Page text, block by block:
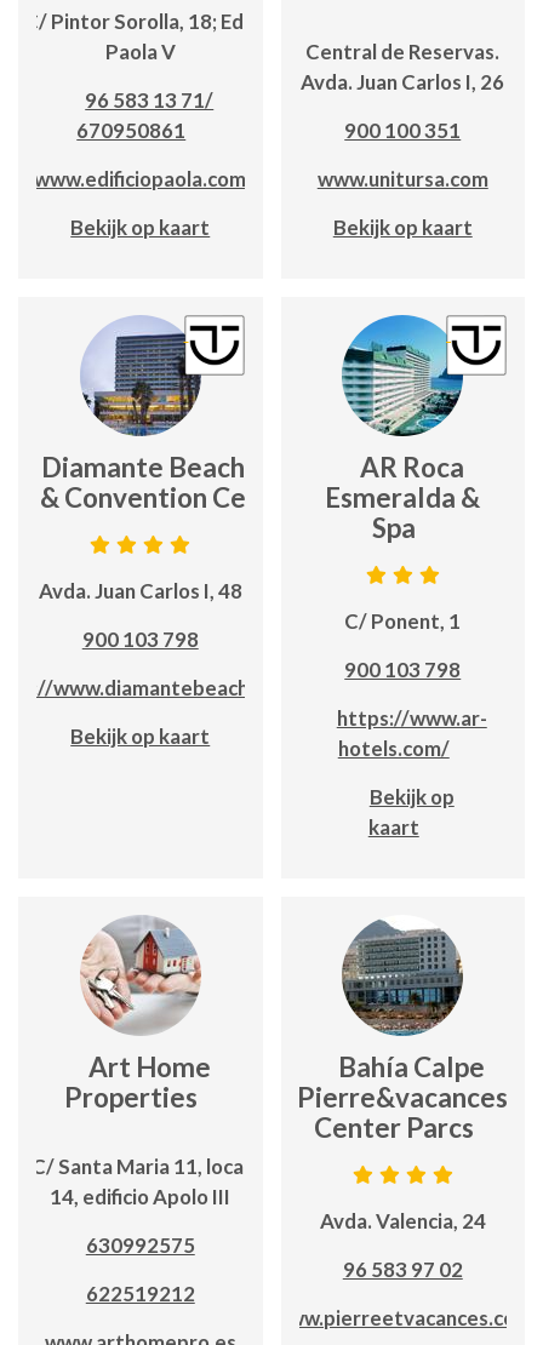
C/ Pintor Sorolla, 18; Edf.
Paola V
96 583 13 71/
670950861
www.edificiopaola.com
Bekijk op kaart
Central de Reservas.
Avda. Juan Carlos I, 26
900 100 351
www.unitursa.com
Bekijk op kaart
Ar Diamante Beach Spa
& Convention Centre
Avda. Juan Carlos I, 48
900 103 798
www.diamantebeach.com/
Bekijk op kaart
AR Roca
Esmeralda &
Spa
C/ Ponent, 1
900 103 798
https://www.ar-
hotels.com/
Bekijk op
kaart
Art Home
Properties
C/ Santa Maria 11, local
14, edificio Apolo III
630992575
622519212
Bahía Calpe
Pierre&vacances
Center Parcs
Avda. Valencia, 24
96 583 97 02
www.pierreetvacances.com